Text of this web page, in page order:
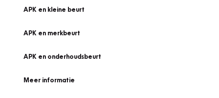
APK en kleine beurt
APK en merkbeurt
APK en onderhoudsbeurt
Meer informatie